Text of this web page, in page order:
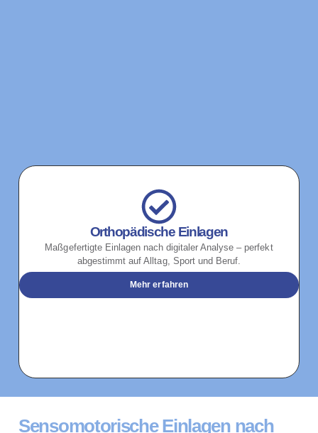
Orthopädische Einlagen
Maßgefertigte Einlagen nach digitaler Analyse – perfekt
abgestimmt auf Alltag, Sport und Beruf.
Mehr erfahren
Sensomotorische Einlagen nach